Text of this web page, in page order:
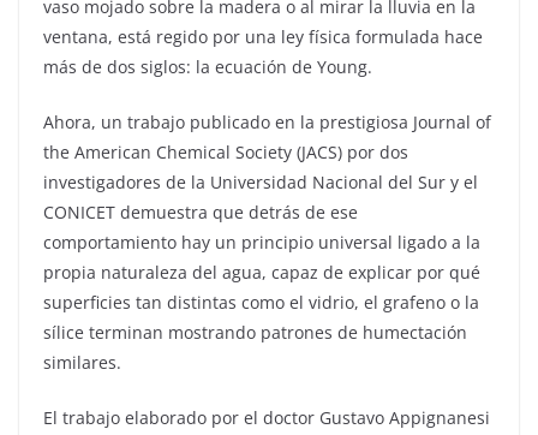
vaso mojado sobre la madera o al mirar la lluvia en la
ventana, está regido por una ley física formulada hace
más de dos siglos: la ecuación de Young.
Ahora, un trabajo publicado en la prestigiosa Journal of
the American Chemical Society (JACS) por dos
investigadores de la Universidad Nacional del Sur y el
CONICET demuestra que detrás de ese
comportamiento hay un principio universal ligado a la
propia naturaleza del agua, capaz de explicar por qué
superficies tan distintas como el vidrio, el grafeno o la
sílice terminan mostrando patrones de humectación
similares.
El trabajo elaborado por el doctor Gustavo Appignanesi